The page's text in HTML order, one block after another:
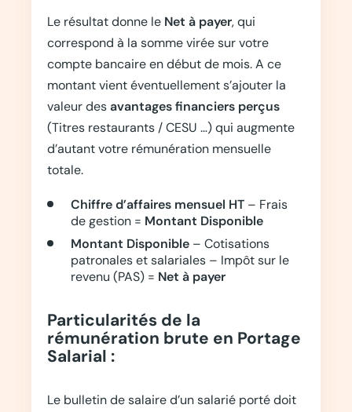
Le résultat donne le Net à payer, qui
correspond à la somme virée sur votre
compte bancaire en début de mois. A ce
montant vient éventuellement s’ajouter la
valeur desavantages financiers perçus
(Titres restaurants / CESU …) qui augmente
d’autant votre rémunération mensuelle
totale.
Chiffre d’affaires mensuel HT – Frais
de gestion = Montant Disponible
Montant Disponible – Cotisations
patronales et salariales – Impôt sur le
revenu (PAS) = Net à payer
Particularités de la
rémunération brute en Portage
Salarial :
Le bulletin de salaire d’un salarié porté doit